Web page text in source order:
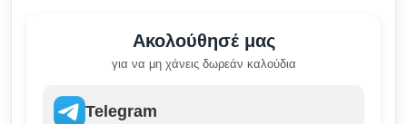
Ακολούθησέ μας
για να μη χάνεις δωρεάν καλούδια
Telegram